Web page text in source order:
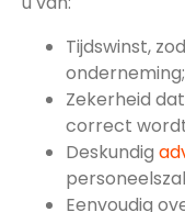
Tijdswinst,
onderneming;
Zekerheid
correct
Deskundig
Eenvoudig